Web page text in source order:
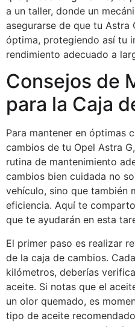
a un taller, donde un
asegurarse de que tu Astra
óptima, protegiendo así tu
rendimiento adecuado a
Consejos de
para la Caja
Para mantener en óptimas
cambios de tu Opel Astra
rutina de mantenimiento
cambios bien cuidada no
vehículo, sino que también
eficiencia. Aquí te
que te ayudarán en esta
El primer paso es realizar
de la caja de cambios.
kilómetros, deberías
aceite. Si notas que el
un olor quemado, es
tipo de aceite